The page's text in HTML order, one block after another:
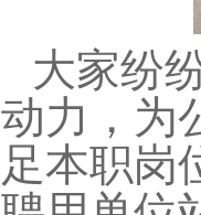
大家纷
动力，为
足本职岗